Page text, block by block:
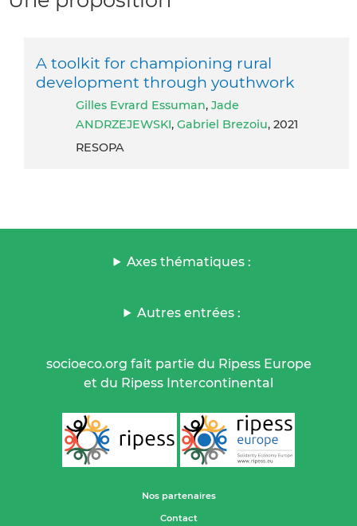
A toolkit for championing rural
development through youthwork
Gilles Evrard Essuman, Jade
ANDRZEJEWSKI, Gabriel Brezoiu, 2021
RESOPA
Axes thématiques :
Autres entrées :
socioeco.org fait partie du Ripess Europe
et du Ripess Intercontinental
Nos partenaires
Contact